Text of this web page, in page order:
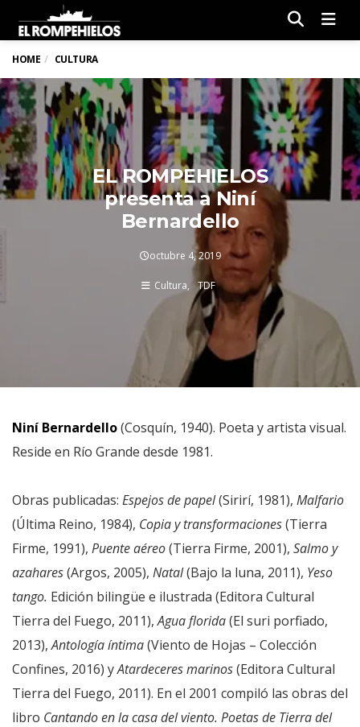
HOME CULTURA
EL ROMPEHIELOS
presenta a Niní
Bernardello
octubre 4, 2019
Cultura TDF
Niní Bernardello(Cosquín, 1940). Poeta y artista visual.
Reside en Río Grande desde 1981.
Obras publicadas: Espejos de papel(Sirirí, 1981), Malfario
(Última Reino, 1984), Copia y transformaciones(Tierra
Firme, 1991), Puente aéreo(Tierra Firme, 2001), Salmo y
azahares(Argos, 2005), Natal(Bajo la luna, 2011), Yeso
tango. Edición bilingüe e ilustrada (Editora Cultural
Tierra del Fuego, 2011),Agua florida(El suri porfiado,
2013),Antología íntima(Viento de Hojas – Colección
Confines, 2016) yAtardeceres marinos(Editora Cultural
Tierra del Fuego, 2011). En el 2001 compiló las obras del
libro Cantando en la casa del viento. Poetas de Tierra del